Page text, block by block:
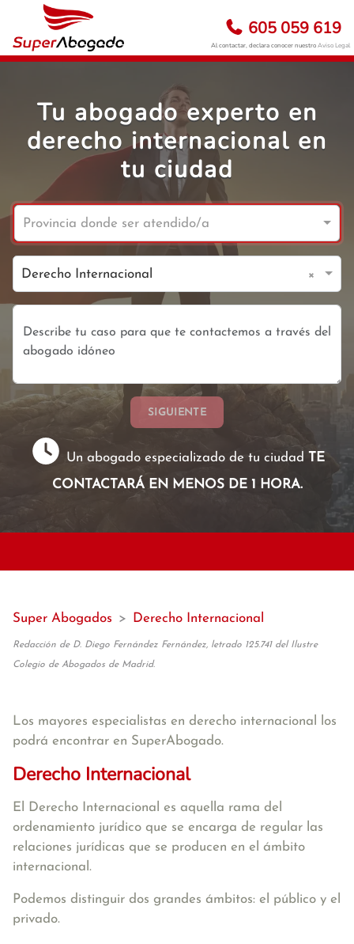
605 059 619
Al contactar, declara conocer nuestroAviso Legal
Tu abogado experto en
derecho internacional en
tu ciudad
Provincia donde ser atendido/a
Derecho Internacional ×
SIGUIENTE
Un abogado especializado de tu ciudad TE
CONTACTARÁ EN MENOS DE 1 HORA.
Super Abogados > Derecho Internacional
Redacción de D. Diego Fernández Fernández, letrado 125.741 del Ilustre
Colegio de Abogados de Madrid.
Los mayores especialistas en derecho internacional los
podrá encontrar en SuperAbogado.
Derecho Internacional
El Derecho Internacional es aquella rama del
ordenamiento jurídico que se encarga de regular las
relaciones jurídicas que se producen en el ámbito
internacional.
Podemos distinguir dos grandes ámbitos: el público y el
privado.